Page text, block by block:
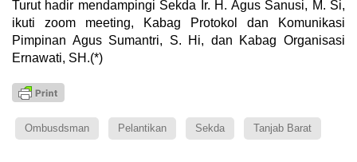
Turut hadir mendampingi Sekda Ir. H. Agus Sanusi, M. Si,
ikuti zoom meeting, Kabag Protokol dan Komunikasi
Pimpinan Agus Sumantri, S. Hi, dan Kabag Organisasi
Ernawati, SH.(*)
Ombusdsman Pelantikan Sekda Tanjab Barat